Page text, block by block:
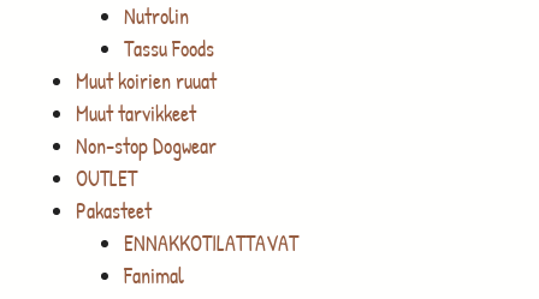
Nutrolin
Tassu Foods
Muut koirien ruuat
Muut tarvikkeet
Non-stop Dogwear
OUTLET
Pakasteet
ENNAKKOTILATTAVAT
Fanimal